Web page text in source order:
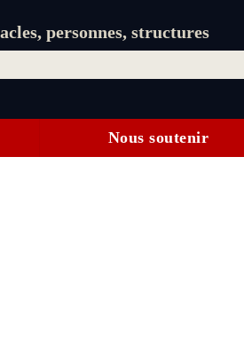
personnes, structures
Nous soutenir